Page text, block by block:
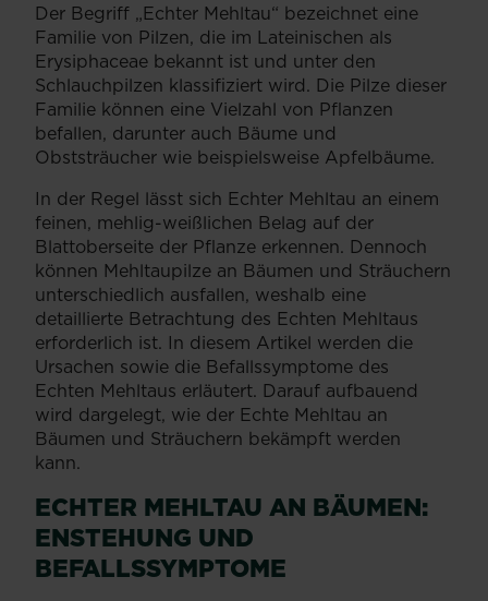
Der Begriff „Echter Mehltau“ bezeichnet eine
Familie von Pilzen, die im Lateinischen als
Erysiphaceae bekannt ist und unter den
Schlauchpilzen klassifiziert wird. Die Pilze dieser
Familie können eine Vielzahl von Pflanzen
befallen, darunter auch Bäume und
Obststräucher wie beispielsweise Apfelbäume.
In der Regel lässt sich Echter Mehltau an einem
feinen, mehlig-weißlichen Belag auf der
Blattoberseite der Pflanze erkennen. Dennoch
können Mehltaupilze an Bäumen und Sträuchern
unterschiedlich ausfallen, weshalb eine
detaillierte Betrachtung des Echten Mehltaus
erforderlich ist. In diesem Artikel werden die
Ursachen sowie die Befallssymptome des
Echten Mehltaus erläutert. Darauf aufbauend
wird dargelegt, wie der Echte Mehltau an
Bäumen und Sträuchern bekämpft werden
kann.
ECHTER MEHLTAU AN BÄUMEN:
ENSTEHUNG UND
BEFALLSSYMPTOME